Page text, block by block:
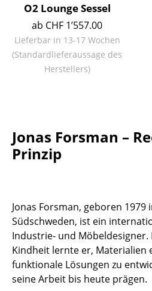
Einzelteile
... alle Sitzmöbel
Tische
Couchtische
Schreibtische
Konferenztische
Stehtische & Stehpulte
Kindertische
Gartentische
O2 Lounge Sessel
ab CHF 1’557.00
Lieferbar in 13-17 Wochen
(Standardlieferaussage des
Herstellers)
Jonas Forsman –
Prinzip
Jonas Forsman, geboren 1979
Südschweden, ist ein
Industrie- und Möbeldesigner.
Kindheit lernte er, Materialien
funktionale Lösungen zu
seine Arbeit bis heute prägen.